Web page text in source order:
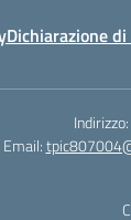
Dichiarazione
Indirizzo:
Email: